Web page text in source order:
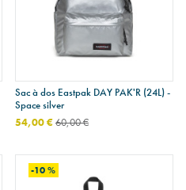
Sac à dos Eastpak DAY PAK'R (24L) -
Space silver
54,00 €60,00 €
-10 %